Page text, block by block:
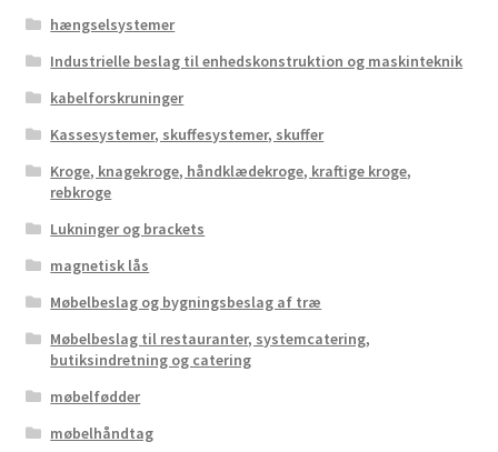
hængselsystemer
Industrielle beslag til enhedskonstruktion og maskinteknik
kabelforskruninger
Kassesystemer, skuffesystemer, skuffer
Kroge, knagekroge, håndklædekroge, kraftige kroge,
rebkroge
Lukninger og brackets
magnetisk lås
Møbelbeslag og bygningsbeslag af træ
Møbelbeslag til restauranter, systemcatering,
butiksindretning og catering
møbelfødder
møbelhåndtag